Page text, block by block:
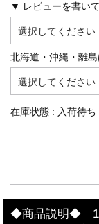
▼ レビューを書い
北海道・沖縄・離島
在庫状態 : 入荷待ち
◆商品説明◆